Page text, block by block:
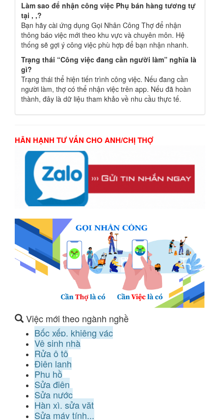
Làm sao để nhận công việc Phụ bán hàng tương tự
tại , ,?
Bạn hãy cài ứng dụng Gọi Nhân Công Thợ để nhận
thông báo việc mới theo khu vực và chuyên môn. Hệ
thống sẽ gợi ý công việc phù hợp để bạn nhận nhanh.
Trạng thái “Công việc đang cần người làm” nghĩa là
gì?
Trạng thái thể hiện tiến trình công việc. Nếu đang cần
người làm, thợ có thể nhận việc trên app. Nếu đã hoàn
thành, đây là dữ liệu tham khảo về nhu cầu thực tế.
HÂN HẠNH TƯ VẤN CHO ANH/CHỊ THỢ
Việc mới theo ngành nghề
Bốc xếp, khiêng vác
Vệ sinh nhà
Rửa ô tô
Điện lạnh
Phụ hồ
Sửa điện
Sửa nước
Hàn xì, sửa vặt
Sửa máy tính...